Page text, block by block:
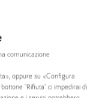
comunque sempre
mediamente
presa di corrente
si possono
, risparmieresti in
comunicazione
oppure su «Configura
"Rifiuta" ci impedirai di